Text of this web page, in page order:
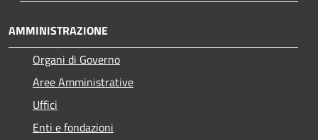
AMMINISTRAZIONE
Organi di Governo
Aree Amministrative
Uffici
Enti e fondazioni